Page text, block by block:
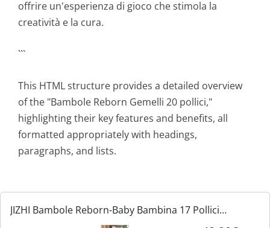
offrire un'esperienza di gioco che stimola la
creatività e la cura.
```
This HTML structure provides a detailed overview
of the "Bambole Reborn Gemelli 20 pollici,"
highlighting their key features and benefits, all
formatted appropriately with headings,
paragraphs, and lists.
JIZHI Bambole Reborn-Baby Bambina 17 Pollici